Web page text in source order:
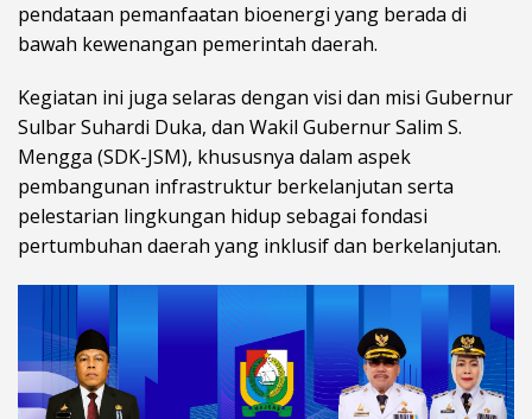
pendataan pemanfaatan bioenergi yang berada di
bawah kewenangan pemerintah daerah.
Kegiatan ini juga selaras dengan visi dan misi Gubernur
Sulbar Suhardi Duka, dan Wakil Gubernur Salim S.
Mengga (SDK-JSM), khususnya dalam aspek
pembangunan infrastruktur berkelanjutan serta
pelestarian lingkungan hidup sebagai fondasi
pertumbuhan daerah yang inklusif dan berkelanjutan.